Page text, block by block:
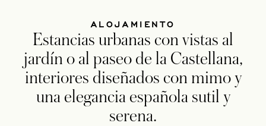
ALOJAMIENTO
Estancias urbanas con vistas al
jardín o al paseo de la Castellana,
interiores diseñados con mimo y
una elegancia española sutil y
serena.